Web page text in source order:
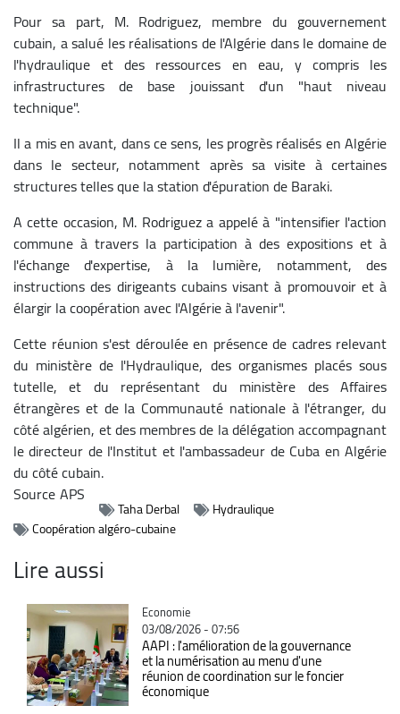
Pour sa part, M. Rodriguez, membre du gouvernement
cubain, a salué les réalisations de l'Algérie dans le domaine de
l'hydraulique et des ressources en eau, y compris les
infrastructures de base jouissant d'un "haut niveau
technique".
Il a mis en avant, dans ce sens, les progrès réalisés en Algérie
dans le secteur, notamment après sa visite à certaines
structures telles que la station d'épuration de Baraki.
A cette occasion, M. Rodriguez a appelé à "intensifier l'action
commune à travers la participation à des expositions et à
l'échange d'expertise, à la lumière, notamment, des
instructions des dirigeants cubains visant à promouvoir et à
élargir la coopération avec l'Algérie à l'avenir".
Cette réunion s'est déroulée en présence de cadres relevant
du ministère de l'Hydraulique, des organismes placés sous
tutelle, et du représentant du ministère des Affaires
étrangères et de la Communauté nationale à l'étranger, du
côté algérien, et des membres de la délégation accompagnant
le directeur de l'Institut et l'ambassadeur de Cuba en Algérie
du côté cubain.
SourceAPS
Taha Derbal
Hydraulique
Coopération algéro-cubaine
Lire aussi
Catégorie
Economie
03/08/2026 - 07:56
AAPI : l'amélioration de la gouvernance
et la numérisation au menu d'une
réunion de coordination sur le foncier
économique